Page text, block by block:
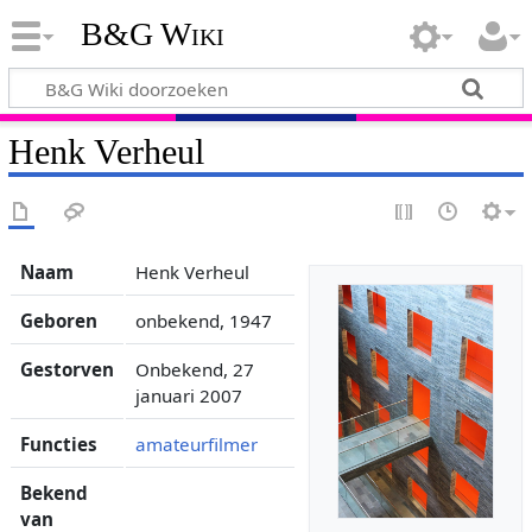
B&G Wiki
Henk Verheul
Naam Henk Verheul
Geboren onbekend, 1947
Gestorven
Onbekend, 27
januari 2007
Functies amateurfilmer
Bekend
van